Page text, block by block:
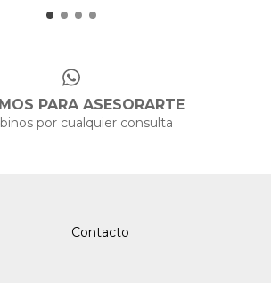
PARA ASESORARTE
por cualquier consulta
Contacto